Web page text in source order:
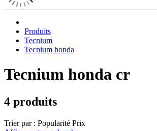
Produits
Tecnium
Tecnium honda
Tecnium honda cr
4 produits
Trier par : Popularité Prix